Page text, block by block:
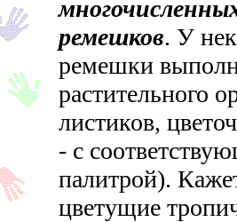
ремешков. У
ремешки
растительного
листиков,
- с
палитрой).
цветущие